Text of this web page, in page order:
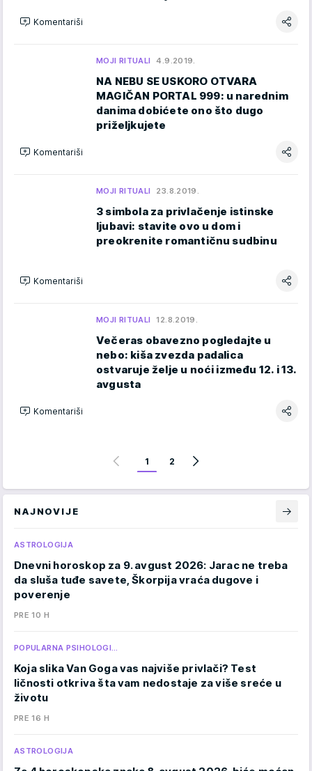
Komentariši
MOJI RITUALI 4.9.2019.
NA NEBU SE USKORO OTVARA
MAGIČAN PORTAL 999: u narednim
danima dobićete ono što dugo
priželjkujete
Komentariši
MOJI RITUALI 23.8.2019.
3 simbola za privlačenje istinske
ljubavi: stavite ovo u dom i
preokrenite romantičnu sudbinu
Komentariši
MOJI RITUALI 12.8.2019.
Večeras obavezno pogledajte u
nebo: kiša zvezda padalica
ostvaruje želje u noći između 12. i 13.
avgusta
Komentariši
1 2
NAJNOVIJE
ASTROLOGIJA
Dnevni horoskop za 9. avgust 2026: Jarac ne treba
da sluša tuđe savete, Škorpija vraća dugove i
poverenje
PRE 10 H
POPULARNA PSIHOLOGI…
Koja slika Van Goga vas najviše privlači? Test
ličnosti otkriva šta vam nedostaje za više sreće u
životu
PRE 16 H
ASTROLOGIJA